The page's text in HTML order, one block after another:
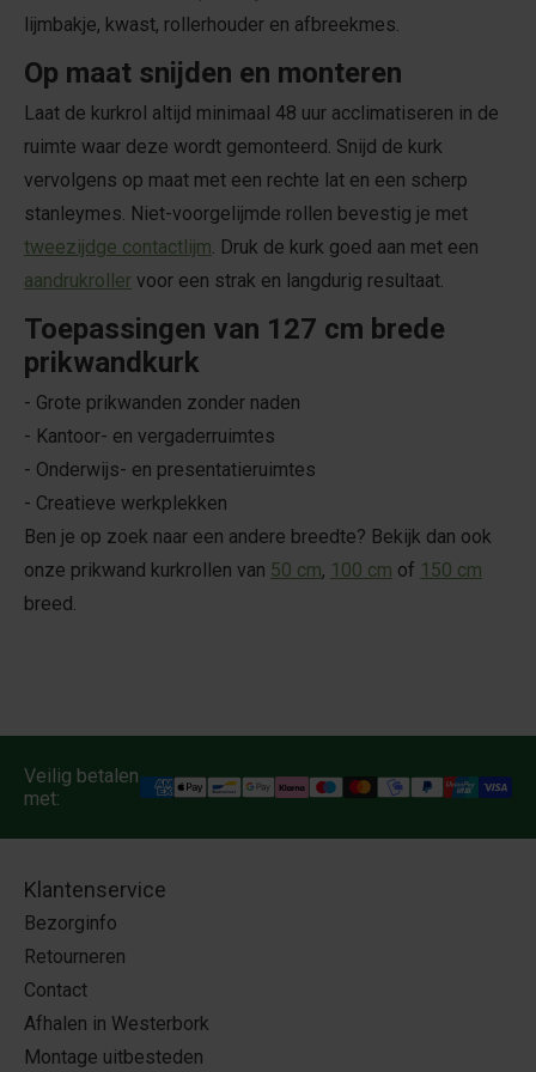
lijmbakje, kwast, rollerhouder en afbreekmes.
Op maat snijden en monteren
Laat de kurkrol altijd minimaal 48 uur acclimatiseren in de
ruimte waar deze wordt gemonteerd. Snijd de kurk
vervolgens op maat met een rechte lat en een scherp
stanleymes. Niet-voorgelijmde rollen bevestig je met
tweezijdge contactlijm. Druk de kurk goed aan met een
aandrukroller voor een strak en langdurig resultaat.
Toepassingen van 127 cm brede
prikwandkurk
- Grote prikwanden zonder naden
- Kantoor- en vergaderruimtes
- Onderwijs- en presentatieruimtes
- Creatieve werkplekken
Ben je op zoek naar een andere breedte? Bekijk dan ook
onze prikwand kurkrollen van 50 cm, 100 cm of 150 cm
breed.
Veilig betalen
met:
Klantenservice
Bezorginfo
Retourneren
Contact
Afhalen in Westerbork
Montage uitbesteden